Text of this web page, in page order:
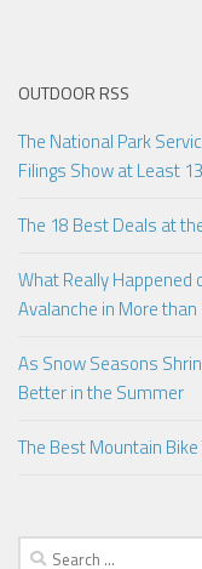
OUTDOOR RSS
The National Park
Filings Show at Least
The 18 Best Deals at
What Really Happened
Avalanche in More than
As Snow Seasons
Better in the Summer
The Best Mountain
Search